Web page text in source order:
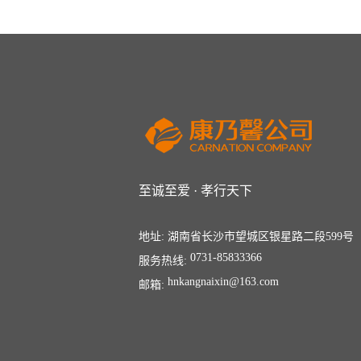
至诚至爱 · 孝行天下
地址: 湖南省长沙市望城区银星路二段599号
服务热线: 0731-85833366
邮箱: hnkangnaixin@163.com